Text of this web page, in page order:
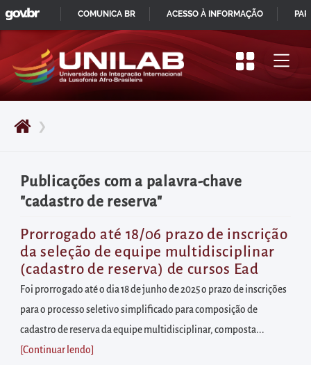
Pular
para
início
do
principal
Acessar
diretamente
o
menu
principal
Acessar
diretamente
à
área
❯
Publicações com a palavra-chave
"cadastro de reserva"
Prorrogado até 18/06 prazo de inscrição
da seleção de equipe multidisciplinar
(cadastro de reserva) de cursos Ead
Foi prorrogado até o dia 18 de junho de 2025 o prazo de inscrições
para o processo seletivo simplificado para composição de
cadastro de reserva da equipe multidisciplinar, composta...
[Continuar lendo
IR
PARA
CONTEÚDO
GOVBR
COMUNICA BR ACESSO À INFORMAÇÃO